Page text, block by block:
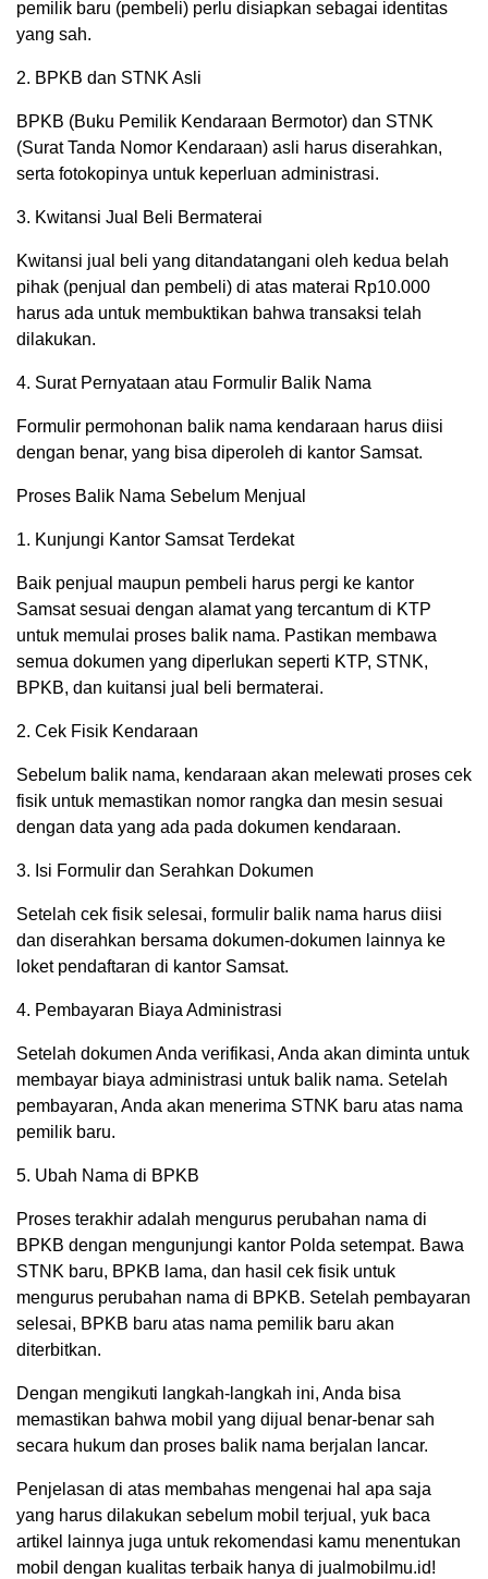
pemilik baru (pembeli) perlu disiapkan sebagai identitas
yang sah.
2. BPKB dan STNK Asli
BPKB (Buku Pemilik Kendaraan Bermotor) dan STNK
(Surat Tanda Nomor Kendaraan) asli harus diserahkan,
serta fotokopinya untuk keperluan administrasi.
3. Kwitansi Jual Beli Bermaterai
Kwitansi jual beli yang ditandatangani oleh kedua belah
pihak (penjual dan pembeli) di atas materai Rp10.000
harus ada untuk membuktikan bahwa transaksi telah
dilakukan.
4. Surat Pernyataan atau Formulir Balik Nama
Formulir permohonan balik nama kendaraan harus diisi
dengan benar, yang bisa diperoleh di kantor Samsat.
Proses Balik Nama Sebelum Menjual
1. Kunjungi Kantor Samsat Terdekat
Baik penjual maupun pembeli harus pergi ke kantor
Samsat sesuai dengan alamat yang tercantum di KTP
untuk memulai proses balik nama. Pastikan membawa
semua dokumen yang diperlukan seperti KTP, STNK,
BPKB, dan kuitansi jual beli bermaterai.
2. Cek Fisik Kendaraan
Sebelum balik nama, kendaraan akan melewati proses cek
fisik untuk memastikan nomor rangka dan mesin sesuai
dengan data yang ada pada dokumen kendaraan.
3. Isi Formulir dan Serahkan Dokumen
Setelah cek fisik selesai, formulir balik nama harus diisi
dan diserahkan bersama dokumen-dokumen lainnya ke
loket pendaftaran di kantor Samsat.
4. Pembayaran Biaya Administrasi
Setelah dokumen Anda verifikasi, Anda akan diminta untuk
membayar biaya administrasi untuk balik nama. Setelah
pembayaran, Anda akan menerima STNK baru atas nama
pemilik baru.
5. Ubah Nama di BPKB
Proses terakhir adalah mengurus perubahan nama di
BPKB dengan mengunjungi kantor Polda setempat. Bawa
STNK baru, BPKB lama, dan hasil cek fisik untuk
mengurus perubahan nama di BPKB. Setelah pembayaran
selesai, BPKB baru atas nama pemilik baru akan
diterbitkan.
Dengan mengikuti langkah-langkah ini, Anda bisa
memastikan bahwa mobil yang dijual benar-benar sah
secara hukum dan proses balik nama berjalan lancar.
Penjelasan di atas membahas mengenai hal apa saja
yang harus dilakukan sebelum mobil terjual, yuk baca
artikel lainnya juga untuk rekomendasi kamu menentukan
mobil dengan kualitas terbaik hanya di jualmobilmu.id!